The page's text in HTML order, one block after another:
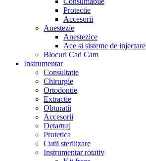
Protectie
Accesorii
Anestezie
Anestezice
Ace si sisteme de injectare
Blocuri Cad Cam
Instrumentar
Consultatie
Chirurgie
Ortodontie
Extractie
Obturatii
Accesorii
Detartraj
Protetica
Cutii sterilizare
Instrumentar rotativ